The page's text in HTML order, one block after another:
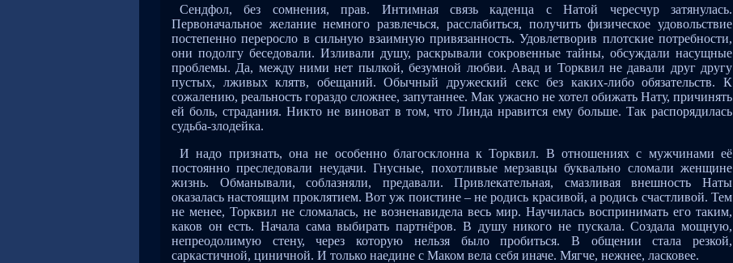
Сендфол, без сомнения, прав. Интимная связь каденца с Натой чересчур затянулась.
Первоначальное желание немного развлечься, расслабиться, получить физическое удовольствие
постепенно переросло в сильную взаимную привязанность. Удовлетворив плотские потребности,
они подолгу беседовали. Изливали душу, раскрывали сокровенные тайны, обсуждали насущные
проблемы. Да, между ними нет пылкой, безумной любви. Авад и Торквил не давали друг другу
пустых, лживых клятв, обещаний. Обычный дружеский секс без каких-либо обязательств. К
сожалению, реальность гораздо сложнее, запутаннее. Мак ужасно не хотел обижать Нату, причинять
ей боль, страдания. Никто не виноват в том, что Линда нравится ему больше. Так распорядилась
судьба-злодейка.
И надо признать, она не особенно благосклонна к Торквил. В отношениях с мужчинами её
постоянно преследовали неудачи. Гнусные, похотливые мерзавцы буквально сломали женщине
жизнь. Обманывали, соблазняли, предавали. Привлекательная, смазливая внешность Наты
оказалась настоящим проклятием. Вот уж поистине – не родись красивой, а родись счастливой. Тем
не менее, Торквил не сломалась, не возненавидела весь мир. Научилась воспринимать его таким,
каков он есть. Начала сама выбирать партнёров. В душу никого не пускала. Создала мощную,
непреодолимую стену, через которую нельзя было пробиться. В общении стала резкой,
саркастичной, циничной. И только наедине с Маком вела себя иначе. Мягче, нежнее, ласковее.